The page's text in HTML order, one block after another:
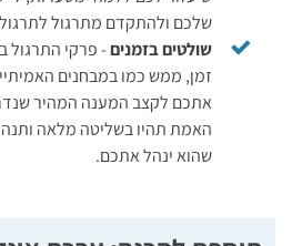
שלכם ולהתקדם מתרגול
שולטים בזמנים- פרקי התרגול
זמן, ממש כמו במבחנים
אתכם לקצב המענה המהיר
האמת תהיו בשליטה מלאה
שהוא ינהל אתכם.